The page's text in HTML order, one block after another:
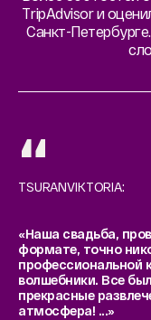
TripAdvisor и
Санкт-
TSURANVIKTORIA:
«Наша свадьба,
формате, точно
профессиональной
волшебники. Все
прекрасные
атмосфера! ...»